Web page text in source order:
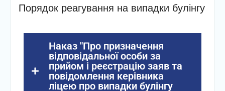
Порядок реагування на випадки булінгу
Наказ "Про призначення
відповідальної особи за
прийом і реєстрацію заяв та
повідомлення керівника
ліцею про випадки булінгу